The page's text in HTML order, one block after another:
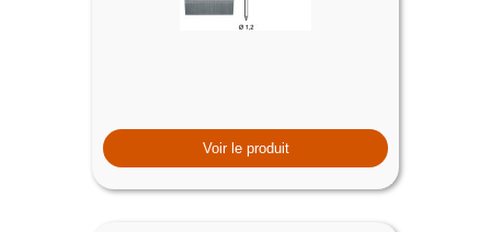
Voir le produit